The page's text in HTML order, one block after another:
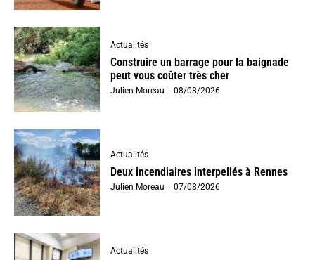
Actualités
Construire un barrage pour la baignade
peut vous coûter très cher
Julien Moreau - 08/08/2026
Actualités
Deux incendiaires interpellés à Rennes
Julien Moreau - 07/08/2026
Actualités